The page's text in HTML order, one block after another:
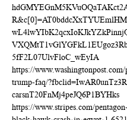
5fF2L07UlvFloC_wEyIA
https://
trump-faq/
carsnT20FnMj4peJQ6P1BYHks
https://www.stripes.com/